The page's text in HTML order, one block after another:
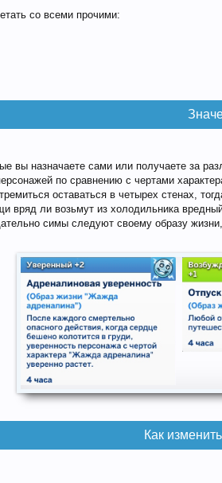
со всеми прочими:
вы назначаете сами или получаете за
по сравнению с чертами
оставаться в четырех стенах,
вряд ли возьмут из холодильника
симы следуют своему образу
Как